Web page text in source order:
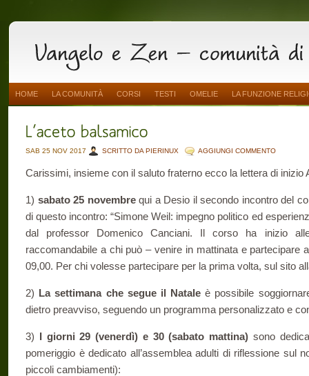
HOME LA COMUNITÀ CORSI TESTI OMELIE LA FUNZIONE
SAB 25 NOV 2017 SCRITTO DA PIERINUX AGGIUNGI COMMENTO
Carissimi, insieme con il saluto fraterno ecco la lettera di inizio
1) sabato 25 novembrequi a Desio il secondo incontro del
di questo incontro: “Simone Weil: impegno politico ed
dal professor Domenico Canciani. Il corso ha inizio
raccomandabile a chi può – venire in mattinata e partecipare
09,00. Per chi volesse partecipare per la prima volta, sul sito
2) La settimana che segue il Natale è possibile
dietro preavviso, seguendo un programma personalizzato e
3) I giorni 29 (venerdì) e 30 (sabato mattina) sono
pomeriggio è dedicato all’assemblea adulti di riflessione sul
piccoli cambiamenti):